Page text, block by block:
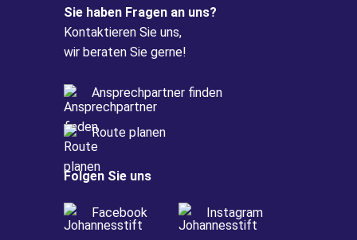
Sie haben Fragen an uns?
Kontaktieren Sie uns,
wir beraten Sie gerne!
Ansprechpartner finden
Route planen
Folgen Sie uns
Facebook Instagram